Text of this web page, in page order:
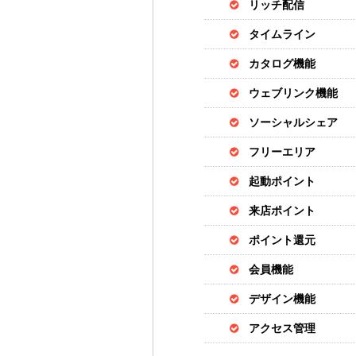
リッチ配信
タイムライン
カタログ機能
ウェブリンク機能
ソーシャルシェア
フリーエリア
起動ポイント
来店ポイント
ポイント還元
会員機能
デザイン機能
アクセス管理